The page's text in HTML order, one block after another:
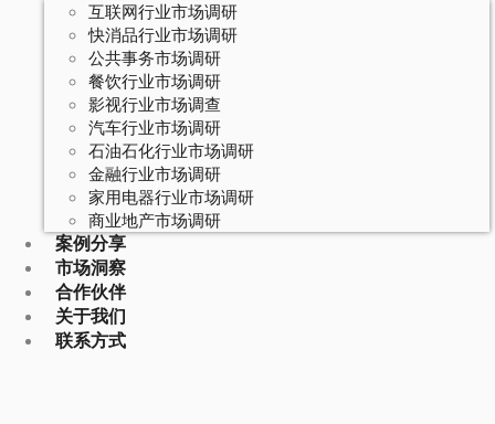
互联网行业市场调研
快消品行业市场调研
公共事务市场调研
餐饮行业市场调研
影视行业市场调查
汽车行业市场调研
石油石化行业市场调研
金融行业市场调研
家用电器行业市场调研
商业地产市场调研
案例分享
市场洞察
合作伙伴
关于我们
联系方式